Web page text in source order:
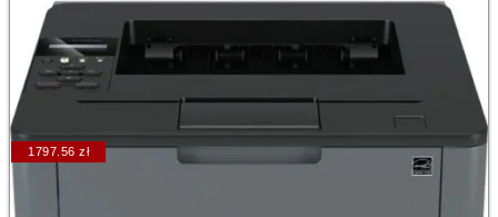
1797.56 zł